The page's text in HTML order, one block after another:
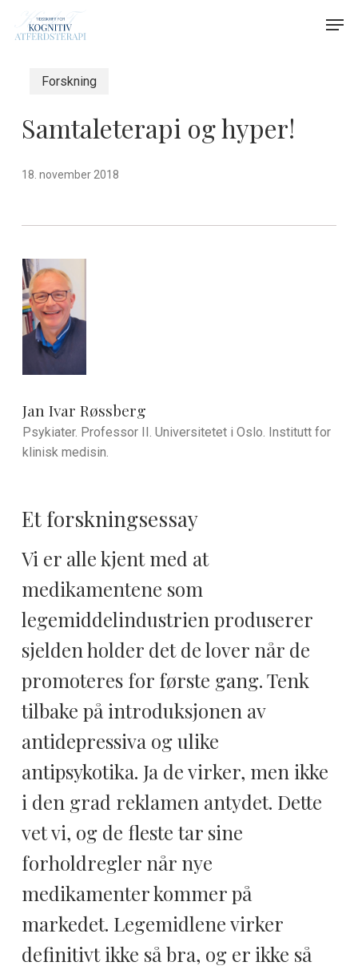
Forskning
Samtaleterapi og hyper!
18. november 2018
Jan Ivar Røssberg
Psykiater. Professor II. Universitetet i Oslo. Institutt for
klinisk medisin.
Et forskningsessay
Vi er alle kjent med at
medikamentene som
legemiddelindustrien produserer
sjelden holder det de lover når de
promoteres for første gang. Tenk
tilbake på introduksjonen av
antidepressiva og ulike
antipsykotika. Ja de virker, men ikke
i den grad reklamen antydet. Dette
vet vi, og de fleste tar sine
forholdregler når nye
medikamenter kommer på
markedet. Legemidlene virker
definitivt ikke så bra, og er ikke så